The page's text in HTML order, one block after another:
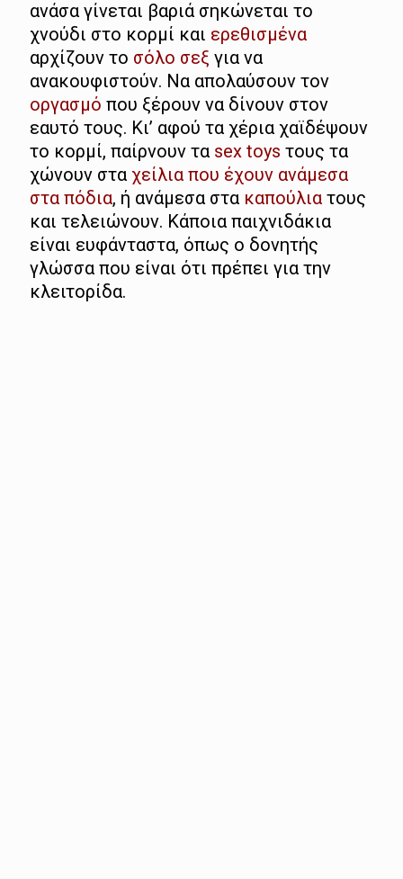
ανάσα γίνεται βαριά σηκώνεται το
χνούδι στο κορμί και ερεθισμένα
αρχίζουν το σόλο σεξ για να
ανακουφιστούν. Να απολαύσουν τον
οργασμό που ξέρουν να δίνουν στον
εαυτό τους. Κι’ αφού τα χέρια χαϊδέψουν
το κορμί, παίρνουν τα sex toys τους τα
χώνουν στα χείλια που έχουν ανάμεσα
στα πόδια, ή ανάμεσα στα καπούλια τους
και τελειώνουν. Κάποια παιχνιδάκια
είναι ευφάνταστα, όπως ο δονητής
γλώσσα που είναι ότι πρέπει για την
κλειτορίδα.